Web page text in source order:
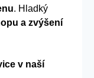
. Hladký
a zvýšení
v naší